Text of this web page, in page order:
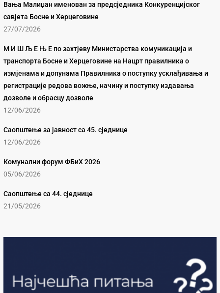
Вања Малиџан именован за предсједника Конкуренцијског
савјета Босне и Херцеговине
27/07/2026
М И Ш Љ Е Њ Е по захтјеву Министарства комуникација и
транспорта Босне и Херцеговине на Нацрт правилника о
измјенама и допунама Правилника о поступку усклађивања и
регистрације редова вожње, начину и поступку издавања
дозволе и обрасцу дозволе
12/06/2026
Саопштење за јавност са 45. сједнице
12/06/2026
Комунални форум ФБиХ 2026
05/06/2026
Саопштење са 44. сједнице
21/05/2026